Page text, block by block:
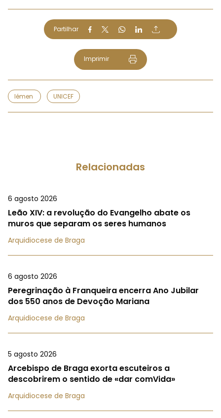
Partilhar
Imprimir
Iémen UNICEF
Relacionadas
6 agosto 2026
Leão XIV: a revolução do Evangelho abate os
muros que separam os seres humanos
Arquidiocese de Braga
6 agosto 2026
Peregrinação à Franqueira encerra Ano Jubilar
dos 550 anos de Devoção Mariana
Arquidiocese de Braga
5 agosto 2026
Arcebispo de Braga exorta escuteiros a
descobrirem o sentido de «dar comVida»
Arquidiocese de Braga